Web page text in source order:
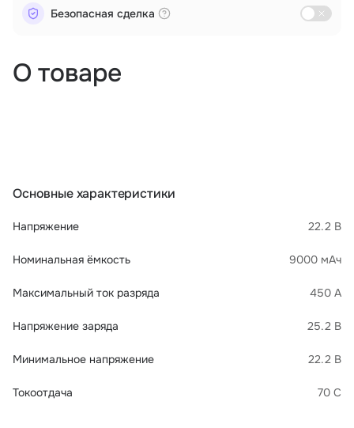
О товаре
Основные характеристики
Напряжение 22.2 В
Номинальная ёмкость 9000 мАч
Максимальный ток разряда 450 А
Напряжение заряда 25.2 В
Минимальное напряжение 22.2 В
Токоотдача 70 C
Безопасная сделка